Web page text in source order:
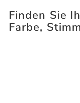
Finden Sie
Farbe,